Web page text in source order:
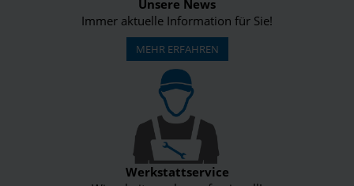
Unsere News
Immer aktuelle Information für Sie!
MEHR ERFAHREN
Werkstattservice